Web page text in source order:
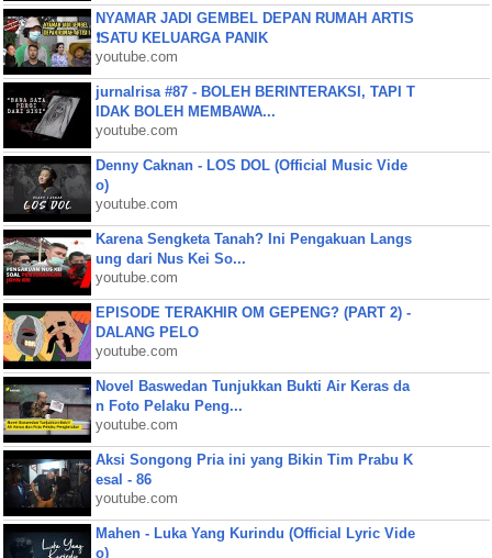
NYAMAR JADI GEMBEL DEPAN RUMAH ARTIS
❗SATU KELUARGA PANIK
youtube.com
jurnalrisa #87 - BOLEH BERINTERAKSI, TAPI T
IDAK BOLEH MEMBAWA...
youtube.com
Denny Caknan - LOS DOL (Official Music Vide
o)
youtube.com
Karena Sengketa Tanah? Ini Pengakuan Langs
ung dari Nus Kei So...
youtube.com
EPISODE TERAKHIR OM GEPENG? (PART 2) -
DALANG PELO
youtube.com
Novel Baswedan Tunjukkan Bukti Air Keras da
n Foto Pelaku Peng...
youtube.com
Aksi Songong Pria ini yang Bikin Tim Prabu K
esal - 86
youtube.com
Mahen - Luka Yang Kurindu (Official Lyric Vide
o)